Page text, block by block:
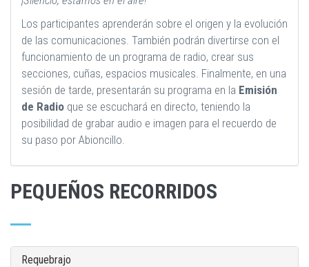
Los participantes aprenderán sobre el origen y la evolución
de las comunicaciones. También podrán divertirse con el
funcionamiento de un programa de radio, crear sus
secciones, cuñas, espacios musicales. Finalmente, en una
sesión de tarde, presentarán su programa en la Emisión
de Radio que se escuchará en directo, teniendo la
posibilidad de grabar audio e imagen para el recuerdo de
su paso por Abioncillo.
PEQUEÑOS RECORRIDOS
Requebrajo